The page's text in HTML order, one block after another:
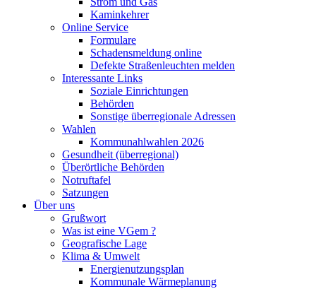
Kaminkehrer
Online Service
Formulare
Schadensmeldung online
Defekte Straßenleuchten melden
Interessante Links
Soziale Einrichtungen
Behörden
Sonstige überregionale Adressen
Wahlen
Kommunahlwahlen 2026
Gesundheit (überregional)
Überörtliche Behörden
Notruftafel
Satzungen
Über uns
Grußwort
Was ist eine VGem ?
Geografische Lage
Klima & Umwelt
Energienutzungsplan
Kommunale Wärmeplanung